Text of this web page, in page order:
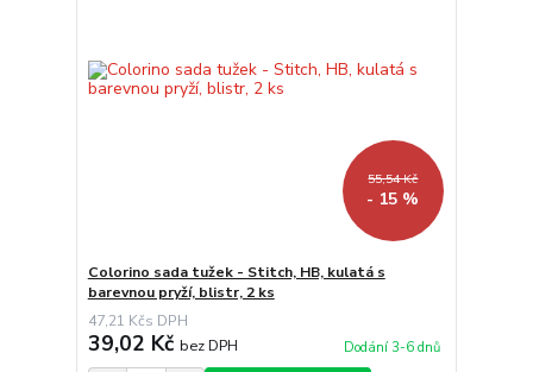
55,54 Kč
- 15 %
Colorino sada tužek - Stitch, HB, kulatá s
barevnou pryží, blistr, 2 ks
47,21 Kč
39,02 Kč bez DPH Dodání 3-6 dnů